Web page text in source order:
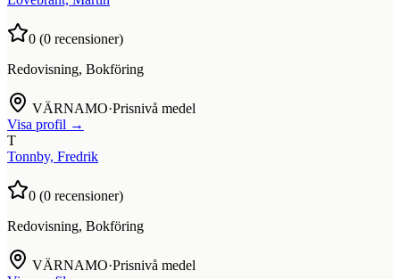
0 (0 recensioner)
Redovisning, Bokföring
VÄRNAMO·Prisnivå medel
Visa profil →
T
Tonnby, Fredrik
0 (0 recensioner)
Redovisning, Bokföring
VÄRNAMO·Prisnivå medel